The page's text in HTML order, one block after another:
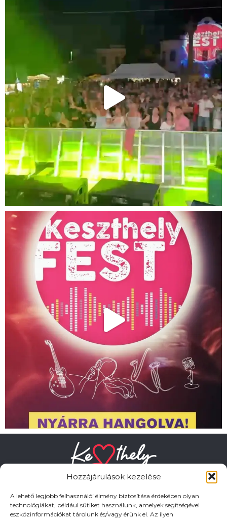
Hozzájárulások kezelése
A lehető legjobb felhasználói élmény biztosítása érdekében olyan
technológiákat, például sütiket használunk, amelyek segítségével
eszközinformációkat tárolunk és/vagy érünk el. Az ilyen